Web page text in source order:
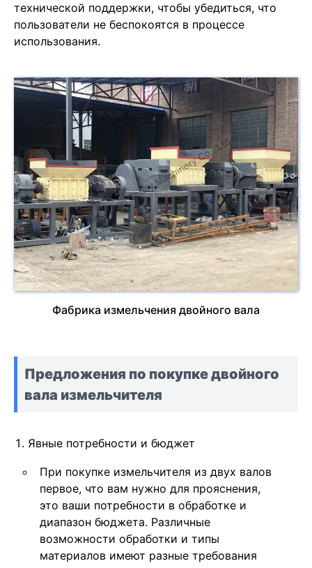
технической поддержки, чтобы убедиться, что
пользователи не беспокоятся в процессе
использования.
Фабрика измельчения двойного вала
Предложения по покупке двойного
вала измельчителя
Явные потребности и бюджет
При покупке измельчителя из двух валов
первое, что вам нужно для прояснения,
это ваши потребности в обработке и
диапазон бюджета. Различные
возможности обработки и типы
материалов имеют разные требования